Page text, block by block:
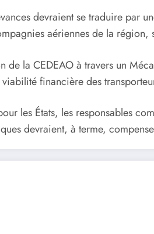
devraient se traduire par
aériennes de la région,
la CEDEAO à travers un
financière des
les États, les responsables
devraient, à terme,